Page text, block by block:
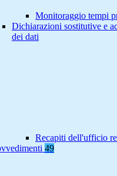
Monitoraggio tempi
Dichiarazioni sostitutive e
dei dati
Recapiti dell'ufficio
49